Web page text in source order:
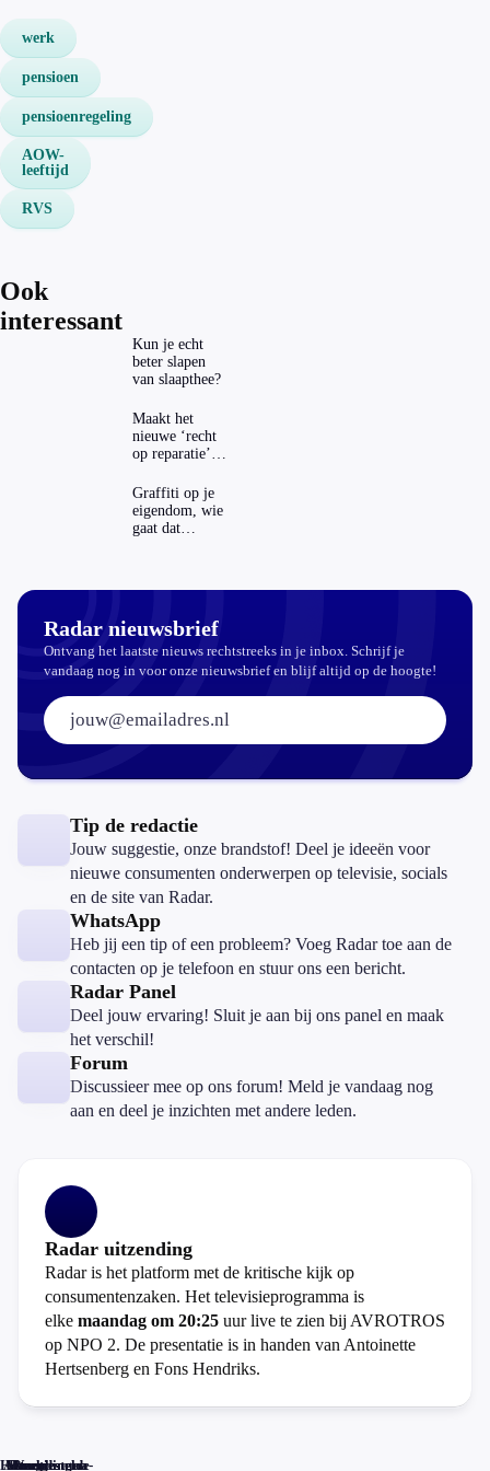
werk
pensioen
pensioenregeling
AOW-
leeftijd
RVS
Ook
interessant
Kun je echt
beter slapen
van slaapthee?
Maakt het
nieuwe ‘recht
op reparatie’
echt
aantrekkelijker?
Graffiti op je
eigendom, wie
gaat dat
Radar nieuwsbrief
Ontvang het laatste nieuws rechtstreeks in je inbox. Schrijf je
vandaag nog in voor onze nieuwsbrief en blijf altijd op de hoogte!
E-mailadres:
Tip de redactie
Jouw suggestie, onze brandstof! Deel je ideeën voor
nieuwe consumenten onderwerpen op televisie, socials
en de site van Radar.
WhatsApp
Heb jij een tip of een probleem? Voeg Radar toe aan de
contacten op je telefoon en stuur ons een bericht.
Radar Panel
Deel jouw ervaring! Sluit je aan bij ons panel en maak
het verschil!
Forum
Discussieer mee op ons forum! Meld je vandaag nog
aan en deel je inzichten met andere leden.
Radar uitzending
Radar is het platform met de kritische kijk op
consumentenzaken. Het televisieprogramma is
elke maandag om 20:25 uur live te zien bij AVROTROS
op NPO 2. De presentatie is in handen van Antoinette
Hertsenberg en Fons Hendriks.
Home
Actueel
Uitzendingen
Reacties
Programma-
Veelgestelde